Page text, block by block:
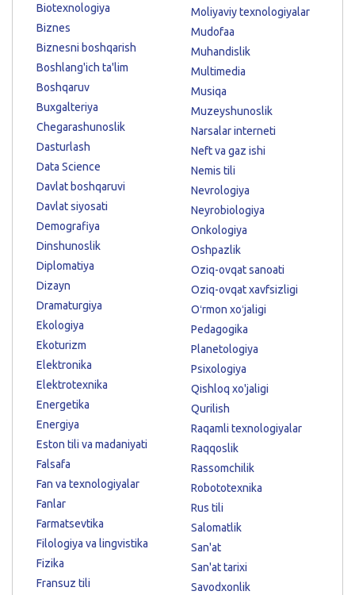
Biotexnologiya
Biznes
Biznesni boshqarish
Boshlang'ich ta'lim
Boshqaruv
Buxgalteriya
Chegarashunoslik
Dasturlash
Data Science
Davlat boshqaruvi
Davlat siyosati
Demografiya
Dinshunoslik
Diplomatiya
Dizayn
Dramaturgiya
Ekologiya
Ekoturizm
Elektronika
Elektrotexnika
Energetika
Energiya
Eston tili va madaniyati
Falsafa
Fan va texnologiyalar
Fanlar
Farmatsevtika
Filologiya va lingvistika
Fizika
Fransuz tili
Moliyaviy texnologiyalar
Mudofaa
Muhandislik
Multimedia
Musiqa
Muzeyshunoslik
Narsalar interneti
Neft va gaz ishi
Nemis tili
Nevrologiya
Neyrobiologiya
Onkologiya
Oshpazlik
Oziq-ovqat sanoati
Oziq-ovqat xavfsizligi
Oʻrmon xoʻjaligi
Pedagogika
Planetologiya
Psixologiya
Qishloq xo'jaligi
Qurilish
Raqamli texnologiyalar
Raqqoslik
Rassomchilik
Robototexnika
Rus tili
Salomatlik
San'at
San'at tarixi
Savodxonlik